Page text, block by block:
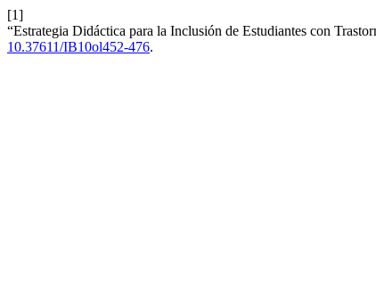
[1]
“Estrategia Didáctica para la Inclusión de Estudiantes con
10.37611/IB10ol452-476.